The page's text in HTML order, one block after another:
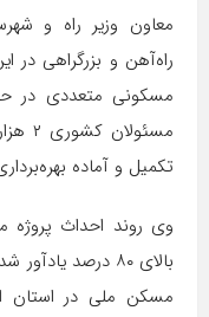
معاون وزیر راه و
راه‌آهن و بزرگراهی
مسکونی متعددی در
تکمیل و آماده
وی روند احداث
مسکن ملی در